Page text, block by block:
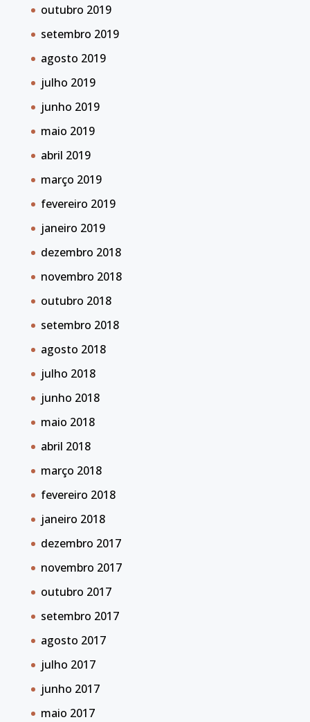
outubro 2019
setembro 2019
agosto 2019
julho 2019
junho 2019
maio 2019
abril 2019
março 2019
fevereiro 2019
janeiro 2019
dezembro 2018
novembro 2018
outubro 2018
setembro 2018
agosto 2018
julho 2018
junho 2018
maio 2018
abril 2018
março 2018
fevereiro 2018
janeiro 2018
dezembro 2017
novembro 2017
outubro 2017
setembro 2017
agosto 2017
julho 2017
junho 2017
maio 2017